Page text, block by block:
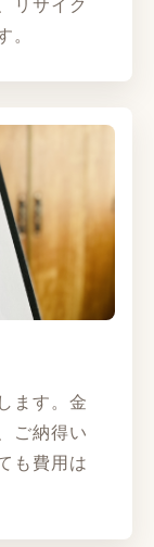
リサイク
。
ます。金
ご納得い
も費用は